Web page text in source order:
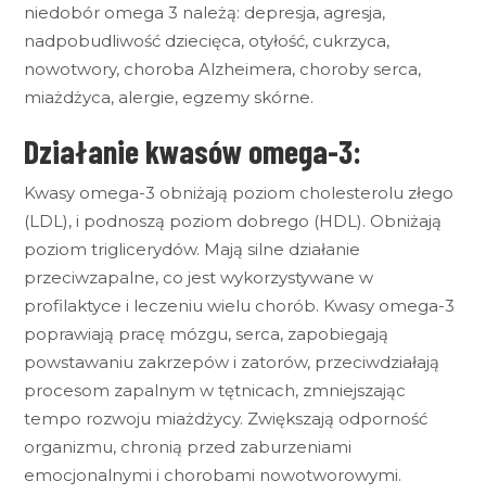
niedobór omega 3 należą: depresja, agresja,
nadpobudliwość dziecięca, otyłość, cukrzyca,
nowotwory, choroba Alzheimera, choroby serca,
miażdżyca, alergie, egzemy skórne.
Działanie kwasów omega-3:
Kwasy omega-3 obniżają poziom cholesterolu złego
(LDL), i podnoszą poziom dobrego (HDL). Obniżają
poziom triglicerydów. Mają silne działanie
przeciwzapalne, co jest wykorzystywane w
profilaktyce i leczeniu wielu chorób. Kwasy omega-3
poprawiają pracę mózgu, serca, zapobiegają
powstawaniu zakrzepów i zatorów, przeciwdziałają
procesom zapalnym w tętnicach, zmniejszając
tempo rozwoju miażdżycy. Zwiększają odporność
organizmu, chronią przed zaburzeniami
emocjonalnymi i chorobami nowotworowymi.